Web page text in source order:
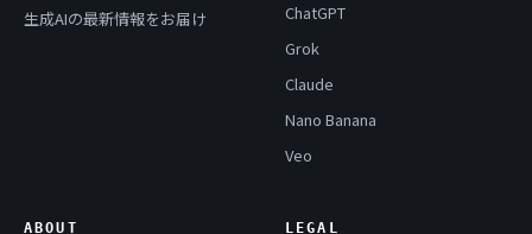
生成AIの最新情報をお届け
ChatGPT
Grok
Claude
Nano Banana
Veo
ABOUT LEGAL